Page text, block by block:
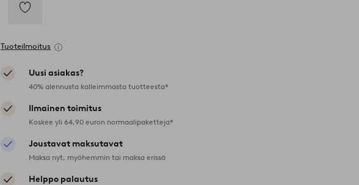
suosikkeihin
Tuoteilmoitus
Uusi asiakas?
40% alennusta kalleimmasta tuotteesta*
Ilmainen toimitus
Koskee yli 64,90 euron normaalipaketteja*
Joustavat maksutavat
Maksa nyt, myöhemmin tai maksa erissä
Helppo palautus